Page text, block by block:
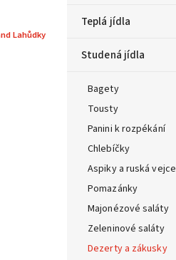
Teplá jídla
Studená jídla
Bagety
Tousty
Panini k rozpékání
Chlebíčky
Aspiky a ruská vejce
Pomazánky
Majonézové saláty
Zeleninové saláty
Dezerty a zákusky
Lahůdky